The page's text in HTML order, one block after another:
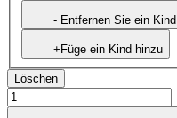
- Entfernen Sie ein Kind
+Füge ein Kind hinzu
Löschen